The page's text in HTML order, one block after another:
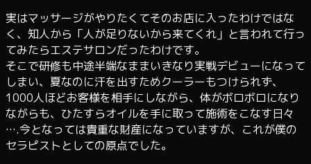
実はマッサージがやりたくてそのお店に入ったわけではな
く、知人から「人が足りないから来てくれ」と言われて行っ
てみたらエステサロンだったわけです。
そこで研修も中途半端なままいきなり実戦デビューになって
しまい、夏なのに汗を出すためクーラーもつけられず、
1000人ほどお客様を相手にしながら、体がボロボロになり
ながらも、ひたすらオイルを手に取って施術をこなす日々
….今となっては貴重な財産になっていますが、これが僕の
セラピストとしての原点でした。